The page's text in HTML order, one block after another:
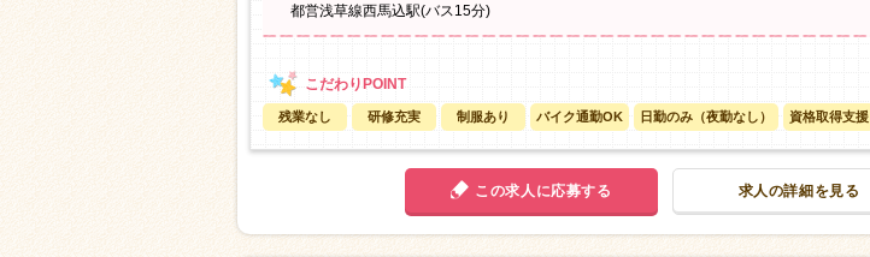
都営浅草線西馬込駅(バス15分)
残業なし 研修充実 制服あり バイク通勤OK 日勤のみ（夜勤なし） 資格取得支援
この求人に応募する 求人の詳細を見る